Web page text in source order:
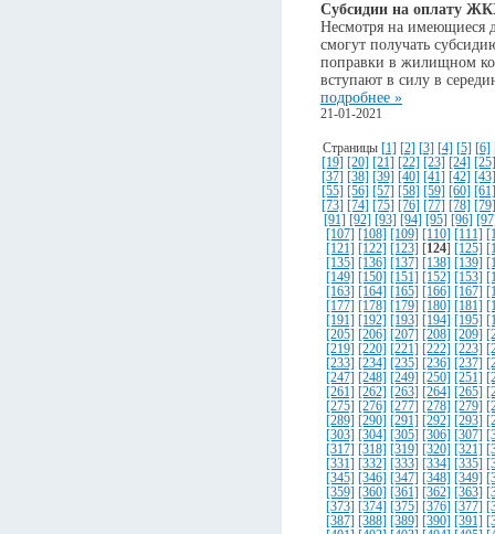
Субсидии на оплату
Несмотря на имеющиеся
смогут получать
поправки в жилищном
вступают в силу в
подробнее »
21-01-2021
Страницы [1] [2] [3] [4] [5] [6]
[19]
[20] [21] [22] [23] [24]
[25]
[37]
[38] [39] [40] [41] [42]
[43]
[55]
[56] [57] [58] [59] [60]
[61]
[73]
[74] [75] [76] [77] [78]
[79]
[91]
[92] [93] [94] [95] [96]
[107]
[108] [109] [110] [111]
[121]
[122] [123] 124 [125]
[135]
[136] [137] [138] [139]
[149]
[150] [151] [152] [153]
[163]
[164] [165] [166] [167]
[177]
[178] [179] [180] [181]
[191]
[192] [193] [194] [195]
[205]
[206] [207] [208] [209]
[219]
[220] [221] [222] [223]
[233]
[234] [235] [236] [237]
[247]
[248] [249] [250] [251]
[261]
[262] [263] [264] [265]
[275]
[276] [277] [278] [279]
[289]
[290] [291] [292] [293]
[303]
[304] [305] [306] [307]
[317]
[318] [319] [320] [321]
[331]
[332] [333] [334] [335]
[345]
[346] [347] [348] [349]
[359]
[360] [361] [362] [363]
[373]
[374] [375] [376] [377]
[387]
[388] [389] [390] [391]